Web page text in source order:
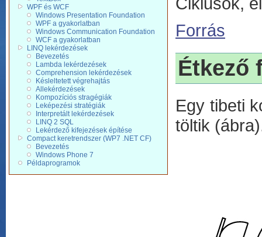
WPF és WCF
Windows Presentation Foundation
WPF a gyakorlatban
Windows Communication Foundation
WCF a gyakorlatban
LINQ lekérdezések
Bevezetés
Lambda lekérdezések
Comprehension lekérdezések
Késleltetett végrehajtás
Allekérdezések
Kompozíciós stragégiák
Leképezési stratégiák
Interpretált lekérdezések
LINQ 2 SQL
Lekérdező kifejezések építése
Compact keretrendszer (WP7 .NET CF)
Bevezetés
Windows Phone 7
Példaprogramok
Forrás
Étkező
Egy tibeti
töltik